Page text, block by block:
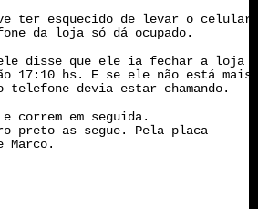
ter esquecido de levar o celular
da loja só dá ocupado.
disse que ele ia fechar a loja
17:10 hs. E se ele não está mais
devia estar chamando.
correm em seguida.
preto as segue. Pela placa
Marco.